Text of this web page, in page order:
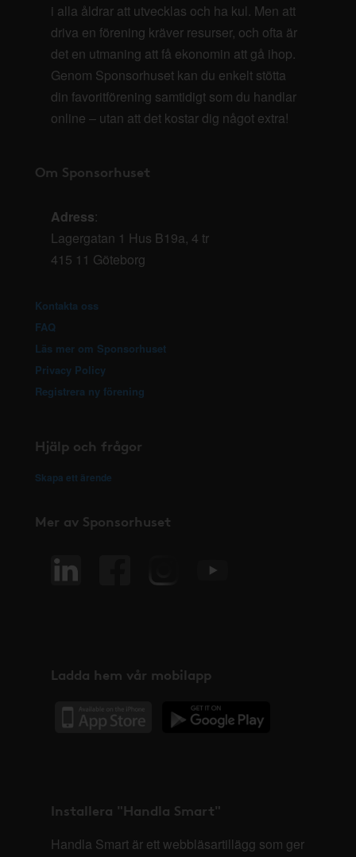
i alla åldrar att utvecklas och ha kul. Men att
driva en förening kräver resurser, och ofta är
det en utmaning att få ekonomin att gå ihop.
Genom Sponsorhuset kan du enkelt stötta
din favoritförening samtidigt som du handlar
online – utan att det kostar dig något extra!
Om Sponsorhuset
Adress:
Lagergatan 1 Hus B19a, 4 tr
415 11 Göteborg
Kontakta oss
FAQ
Läs mer om Sponsorhuset
Privacy Policy
Registrera ny förening
Hjälp och frågor
Skapa ett ärende
Mer av Sponsorhuset
Ladda hem vår mobilapp
Installera "Handla Smart"
Handla Smart är ett webbläsartillägg som ger